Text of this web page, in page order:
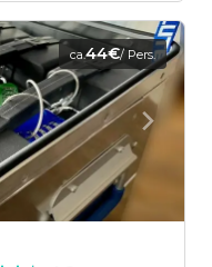
ca.44€/ Pers.